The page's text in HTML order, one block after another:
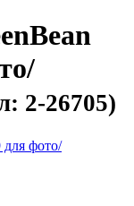
2-26705)